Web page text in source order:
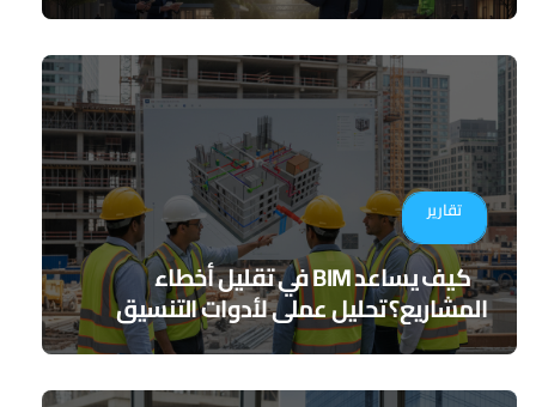
تقارير
كيف يساعد BIM في تقليل أخطاء
المشاريع؟ تحليل عملي لأدوات التنسيق
الرقمي